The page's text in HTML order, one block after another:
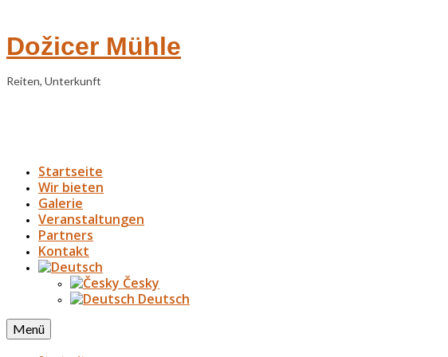
Dožicer Mühle
Reiten, Unterkunft
Startseite
Wir bieten
Galerie
Veranstaltungen
Partners
Kontakt
Česky
Deutsch
Menü